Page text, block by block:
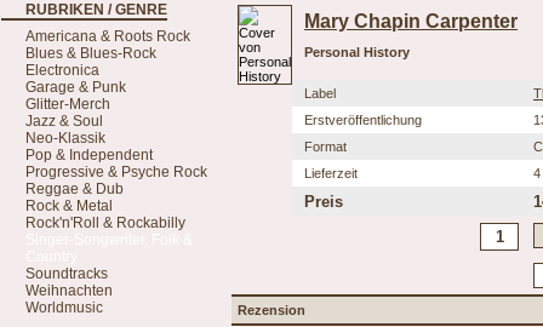
RUBRIKEN / GENRE
Americana & Roots Rock
Blues & Blues-Rock
Electronica
Garage & Punk
Glitter-Merch
Jazz & Soul
Neo-Klassik
Pop & Independent
Progressive & Psyche Rock
Reggae & Dub
Rock & Metal
Rock'n'Roll & Rockabilly
Soundtracks
Weihnachten
Worldmusic
Mary Chapin Carpenter
Personal History
Label
Erstveröffentlichung
Format
Lieferzeit
4
Preis
Rezension